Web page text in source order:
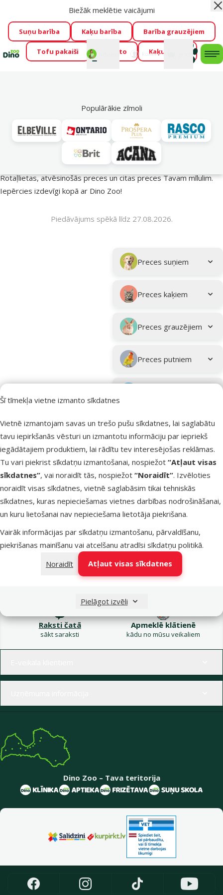
ar koduGARSIGIe-veikalā -20 % gardumiem
→Apskatīt
Fotokonkurss “GADA ŪSAIŅI”!
Varbūt tieši Tavs mīlulis
būs 2027. gada zvaigzne
→Piedalīties
Šī tīmekļa vietne izmanto sīkdatnes
Vietnē izmantojam savas un trešo pušu sīkdatnes, lai saglabātu
tavu iepirkšanās vēsturi un izmantotu informāciju par iepriekš
iegādātajiem produktiem, lai rādītu tev interesējošas reklāmas.
Tu vari piekrist sīkdatņu izmantošanai, nospiežot “Atļaut visas
sīkdatnes”, vai noraidīt tās, nospiežot “Noraidīt”. Izvēloties
noraidīt visas sīkdatnes, vietnē saglabāsim tikai tehniskās
sīkdatnes, kuras nepieciešamas vietnes darbības nodrošināšanai,
un kuru lietošanai nav nepieciešama lietotāja piekrišana.
Vairāk informācijas par sīkdatņu izmantošanu, pārvaldīšanu,
piekrišanas mainīšanu vai atcelšanu atradīsi sīkdatņu politikā.
Noraidīt
Atļaut visas sīkdatnes
Pielāgot izvēli
Mans
konts
Biežāk meklētie vaicājumi
Suņu barība Kaķu barība Barība grauzējiem
Tofu pakaiši Foresto Kaķu mājas
Populārākie zīmoli
Vasara turpinās – atlaides katrai gaumei!
Rotaļlietas, atvēsinošās preces un citas preces Tavam mīlulim.
Iepērcies izdevīgi kopā ar Dino Zoo!
Piedāvājums spēkā līdz 27.08.2026.
Apakškategorija
Preces suņiem
Preces kaķiem
Preces grauzējiem
Preces putniem
Preces
eksotiskajiem
Filtrs
Kampaņa: Vasara
turpinās – atlaides katrai
gaumei!
Kārtot pēc
Produkti nav atrasti
Raksti čatā
sākt saraksti
Apmeklē klātienē
kādu no mūsu veikaliem
Dino Zoo – Tava teritorija